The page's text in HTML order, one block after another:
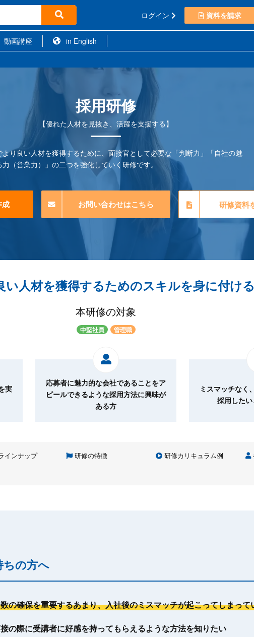
ログイン 資料を請求
動画講座 in English
採用研修
【優れた人材を見抜き、活躍を支援する】
より良い人材を獲得するために、面接官として必要な「判断力」「自社の魅
（営業力）」の二つを強化していく研修です。
成 お問い合わせはこちら 研修資料
い人材を獲得するためのスキルを身に付ける
本研修の対象
中堅社員 管理職
実
応募者に魅力的な会社であることをア
ピールできるような採用方法に興味が
ある方
ミスマッチなく
採用した
インナップ 研修の特徴 研修カリキュラム例
ちの方へ
の確保を重要するあまり、入社後のミスマッチが起こってしまって
の際に受講者に好感を持ってもらえるような方法を知りたい